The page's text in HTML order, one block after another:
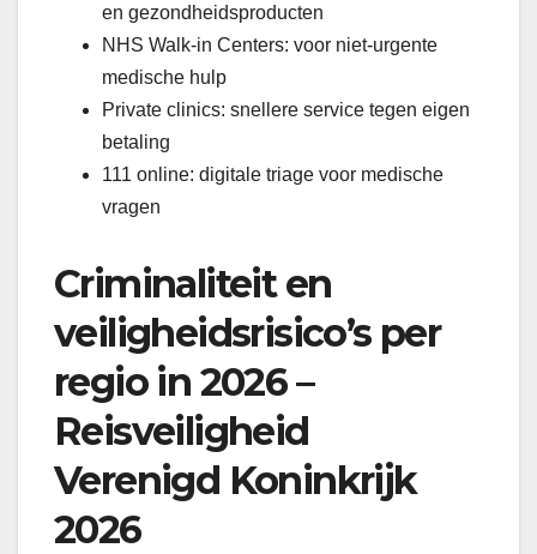
en gezondheidsproducten
NHS Walk-in Centers: voor niet-urgente
medische hulp
Private clinics: snellere service tegen eigen
betaling
111 online: digitale triage voor medische
vragen
Criminaliteit en
veiligheidsrisico’s per
regio in 2026 –
Reisveiligheid
Verenigd Koninkrijk
2026